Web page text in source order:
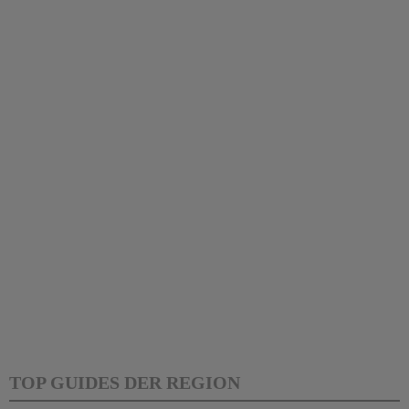
TOP GUIDES DER REGION